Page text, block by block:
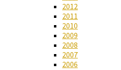
2012
2011
2010
2009
2008
2007
2006